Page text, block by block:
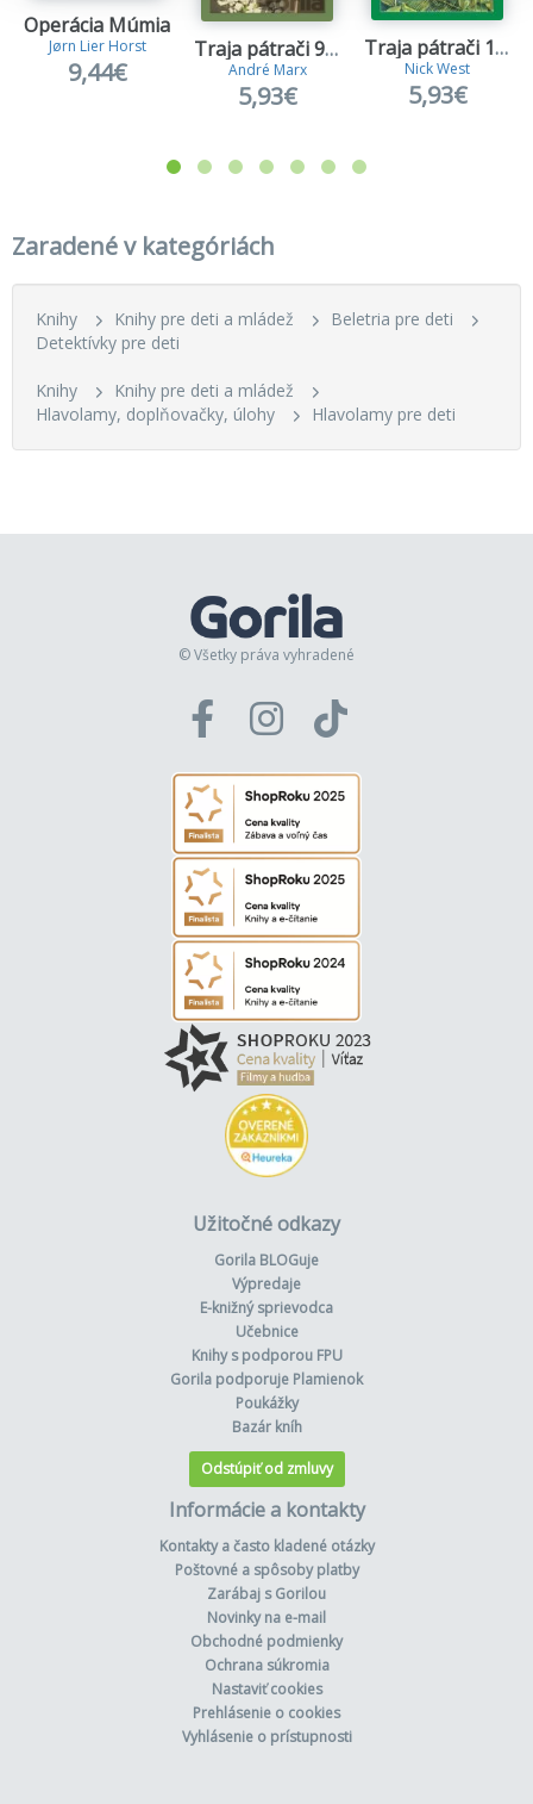
Operácia Múmia
Jørn Lier Horst
9,44€
Traja pátrači 94 - Záhada nebezpečného lesa
André Marx
5,93€
Traja pátrači 14 - Záhada nervózneho leva
Nick West
5,93€
Zaradené v kategóriách
Knihy Knihy pre deti a mládež
Beletria pre deti
Detektívky pre deti
Knihy
Knihy pre deti a mládež
Hlavolamy, doplňovačky, úlohy
Hlavolamy pre deti
© Všetky práva vyhradené
Užitočné odkazy
Gorila BLOGuje
Výpredaje
E-knižný sprievodca
Učebnice
Knihy s podporou FPU
Gorila podporuje Plamienok
Poukážky
Bazár kníh
Odstúpiť od zmluvy
Informácie a kontakty
Kontakty a často kladené otázky
Poštovné a spôsoby platby
Zarábaj s Gorilou
Novinky na e-mail
Obchodné podmienky
Ochrana súkromia
Nastaviť cookies
Prehlásenie o cookies
Vyhlásenie o prístupnosti